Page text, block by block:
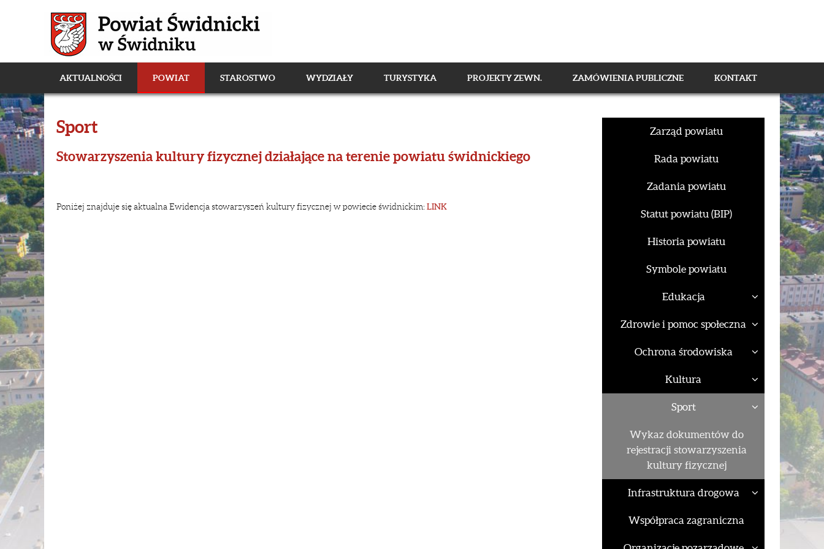
AKTUALNOŚCI POWIAT STAROSTWO WYDZIAŁY TURYSTYKA PROJEKTY ZEWN. ZAMÓWIENIA PUBLICZNE KONTAKT
Sport
Stowarzyszenia kultury fizycznej działające na terenie powiatu świdnickiego
Poniżej znajduje się aktualna Ewidencja stowarzyszeń kultury fizycznej w powiecie świdnickim:LINK
Zarząd powiatu
Rada powiatu
Zadania powiatu
Statut powiatu (BIP)
Historia powiatu
Symbole powiatu
Edukacja
Zdrowie i pomoc społeczna
Ochrona środowiska
Kultura
Sport
Wykaz dokumentów do
rejestracji stowarzyszenia
kultury fizycznej
Infrastruktura drogowa
Współpraca zagraniczna